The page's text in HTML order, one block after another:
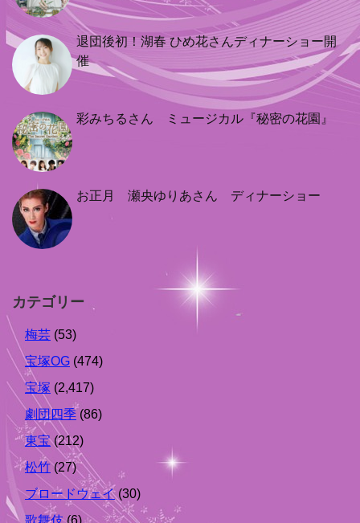
退団後初！湖春 ひめ花さんディナーショー開
催
彩みちるさん ミュージカル『秘密の花園』
お正月 瀬央ゆりあさん ディナーショー
カテゴリー
梅芸 (53)
宝塚OG (474)
宝塚 (2,417)
劇団四季 (86)
東宝(212)
松竹(27)
ブロードウェイ(30)
歌舞伎(6)